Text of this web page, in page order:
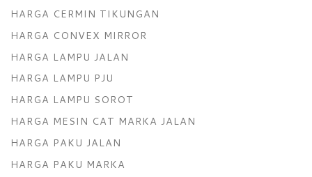
HARGA CERMIN TIKUNGAN
HARGA CONVEX MIRROR
HARGA LAMPU JALAN
HARGA LAMPU PJU
HARGA LAMPU SOROT
HARGA MESIN CAT MARKA JALAN
HARGA PAKU JALAN
HARGA PAKU MARKA